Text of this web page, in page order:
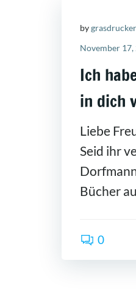
by
November 17,
Ich
in dich
Liebe
Seid ihr
Bücher
0